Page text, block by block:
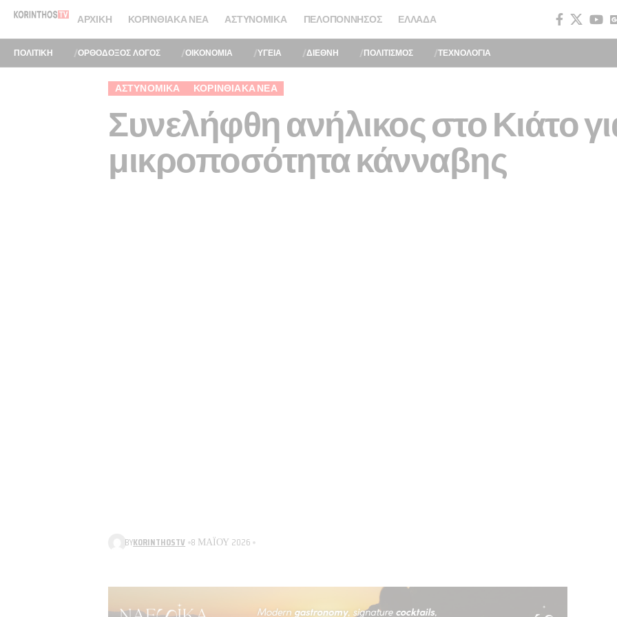
ΑΡΧΙΚΉ ΚΟΡΙΝΘΙΑΚΆ ΝΈΑ ΑΣΤΥΝΟΜΙΚΆ ΠΕΛΟΠΌΝΝΗΣΟΣ ΕΛΛΆΔΑ
ΠΟΛΙΤΙΚΗ ΟΡΘΟΔΟΞΟΣ ΛΟΓΟΣ ΟΙΚΟΝΟΜΙΑ ΥΓΕΙΑ ΔΙΕΘΝΗ ΠΟΛΙΤΙΣΜΟΣ ΤΕΧΝΟΛΟΓΙΑ
ΑΣΤΥΝΟΜΙΚΆ ΚΟΡΙΝΘΙΑΚΆ ΝΈΑ
Συνελήφθη ανήλικος στο Κιάτο
μικροποσότητα κάνναβης
BYKORINTHOSTV 8 ΜΑΪ́ΟΥ 2026